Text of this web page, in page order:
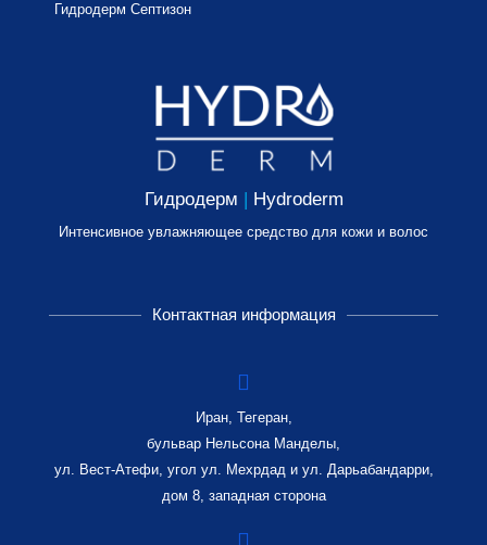
Гидродерм Hydroderm
Интенсивное увлажняющее средство для кожи и волос
Гидродерм Септизон
Контактная информация
Иран, Тегеран,
бульвар Нельсона Манделы,
ул. Вест-Атефи, угол ул. Мехрдад и ул. Дарьабандарри,
дом 8, западная сторона